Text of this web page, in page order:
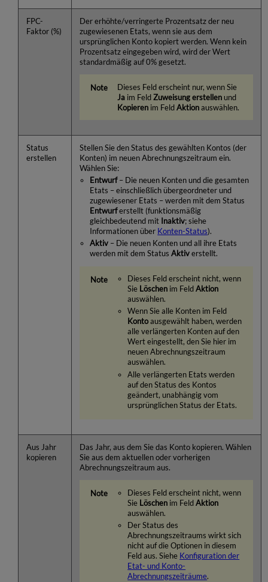
FPC-
Faktor (%)
Der erhöhte/verringerte Prozentsatz der neu
zugewiesenen Etats, wenn sie aus dem
ursprünglichen Konto kopiert werden. Wenn kein
Prozentsatz eingegeben wird, wird der Wert
standardmäßig auf 0% gesetzt.
Dieses Feld erscheint nur, wenn Sie
Jaim Feld Zuweisung erstellenund
Kopierenim Feld Aktionauswählen.
Status
erstellen
Stellen Sie den Status des gewählten Kontos (der
Konten) im neuen Abrechnungszeitraum ein.
Wählen Sie:
Entwurf– Die neuen Konten und die gesamten
Etats – einschließlich übergeordneter und
zugewiesener Etats – werden mit dem Status
Entwurferstellt (funktionsmäßig
gleichbedeutend mit Inaktiv; siehe
Informationen über Konten-Status).
Aktiv – Die neuen Konten und all ihre Etats
werden mit dem StatusAktiv erstellt.
Dieses Feld erscheint nicht, wenn
Sie Löschen im FeldAktion
auswählen.
Wenn Sie alle Konten im Feld
Kontoausgewählt haben, werden
alle verlängerten Konten auf den
Wert eingestellt, den Sie hier im
neuen Abrechnungszeitraum
auswählen.
Alle verlängerten Etats werden
auf den Status des Kontos
geändert, unabhängig vom
ursprünglichen Status der Etats.
Aus Jahr
kopieren
Das Jahr, aus dem Sie das Konto kopieren. Wählen
Sie aus dem aktuellen oder vorherigen
Abrechnungszeitraum aus.
Dieses Feld erscheint nicht, wenn
Sie Löschen im FeldAktion
auswählen.
Der Status des
Abrechnungszeitraums wirkt sich
nicht auf die Optionen in diesem
Feld aus. Siehe Konfiguration der
Etat- und Konto-
Abrechnungszeiträume.